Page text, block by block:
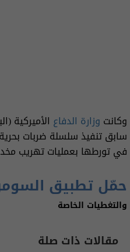
وكانت وزارة الدفاع الأميركية
سابق تنفيذ سلسلة ضربات
في تورطها بعمليات تهريب
حمّل تطبيق
والتغطيات الخاصة
مقالات ذات صلة